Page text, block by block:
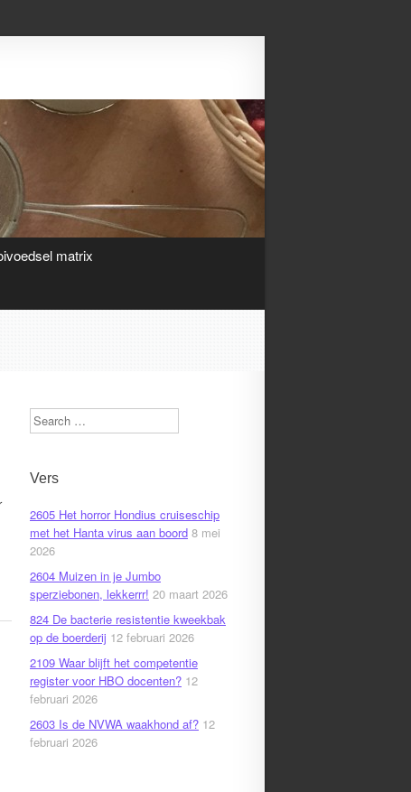
Search
matrix
Search
Vers
2605 Het horror Hondius cruiseschip
met het Hanta virus aan boord 8 mei
2026
2604 Muizen in je Jumbo
sperziebonen, lekkerrr! 20 maart 2026
824 De bacterie resistentie kweekbak
op de boerderij 12 februari 2026
2109 Waar blijft het competentie
register voor HBO docenten? 12
februari 2026
2603 Is de NVWA waakhond af? 12
februari 2026